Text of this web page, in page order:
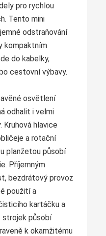
pro rychlou
Tento mini
odstraňování
kompaktním
do kabelky,
cestovní výbavy.
osvětlení
odhalit i velmi
Kruhová hlavice
a rotační
planžetou působí
Příjemným
bezdrátový provoz
použití a
kartáčku a
strojek působí
k okamžitému